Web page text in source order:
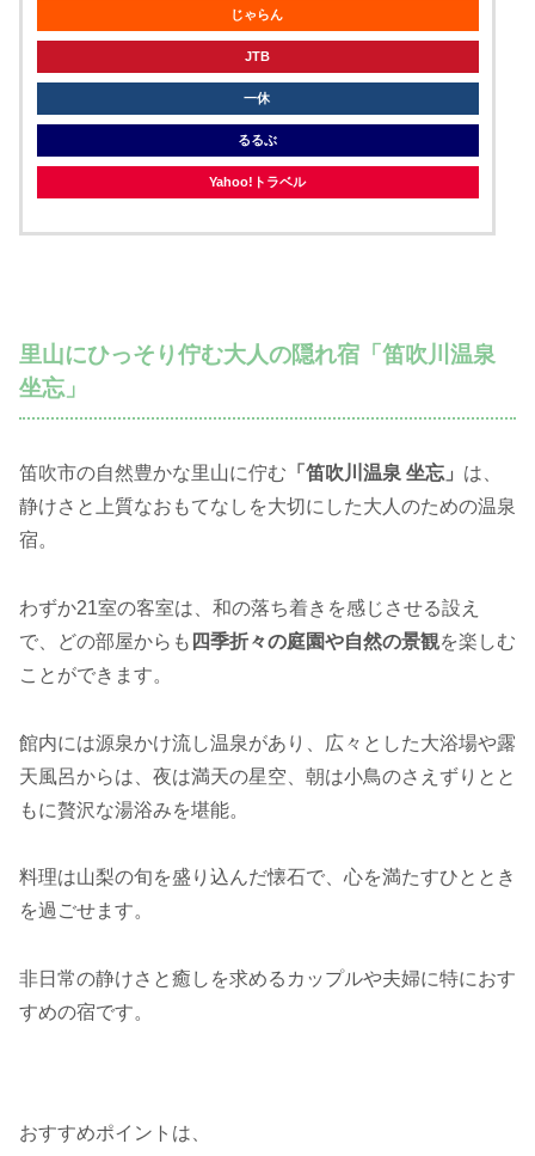
じゃらん
JTB
一休
るるぶ
Yahoo!トラベル
里山にひっそり佇む大人の隠れ宿「笛吹川温泉
坐忘」
笛吹市の自然豊かな里山に佇む 「笛吹川温泉 坐忘」 は、
静けさと上質なおもてなしを大切にした大人のための温泉
宿。
わずか21室の客室は、和の落ち着きを感じさせる設え
で、どの部屋からも 四季折々の庭園や自然の景観を楽しむ
ことができます。
館内には源泉かけ流し温泉があり、広々とした大浴場や露
天風呂からは、夜は満天の星空、朝は小鳥のさえずりとと
もに贅沢な湯浴みを堪能。
料理は山梨の旬を盛り込んだ懐石で、心を満たすひととき
を過ごせます。
非日常の静けさと癒しを求めるカップルや夫婦に特におす
すめの宿です。
おすすめポイントは、